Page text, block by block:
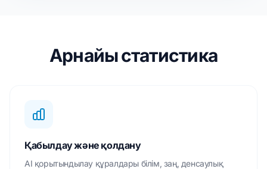
Арнайы статистика
Қабылдау және қолдану
AI қорытындылау құралдары білім, заң, денсаулық